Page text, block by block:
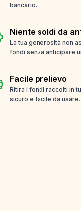
bancario.
Niente soldi da
La tua generosità non
fondi senza anticipare
Facile prelievo
Ritira i fondi raccolti in
sicuro e facile da usare.